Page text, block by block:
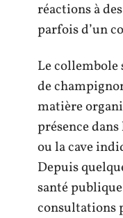
réactions à
parfois d’un
Le collembole
de
matière
présence
ou la cave
Depuis
santé
consultations